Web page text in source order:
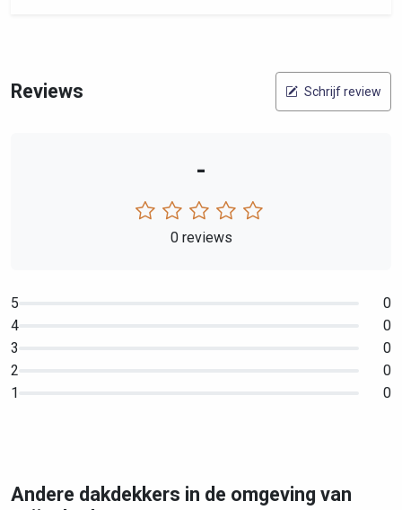
Reviews Schrijf review
-
0 reviews
5
0
4
0
3
0
2
0
1
0
Andere dakdekkers in de omgeving van